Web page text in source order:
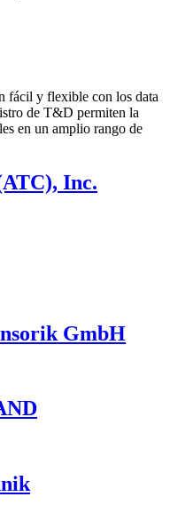
fácil y flexible con los data
de T&D permiten la
en un amplio rango de
Inc.
GmbH